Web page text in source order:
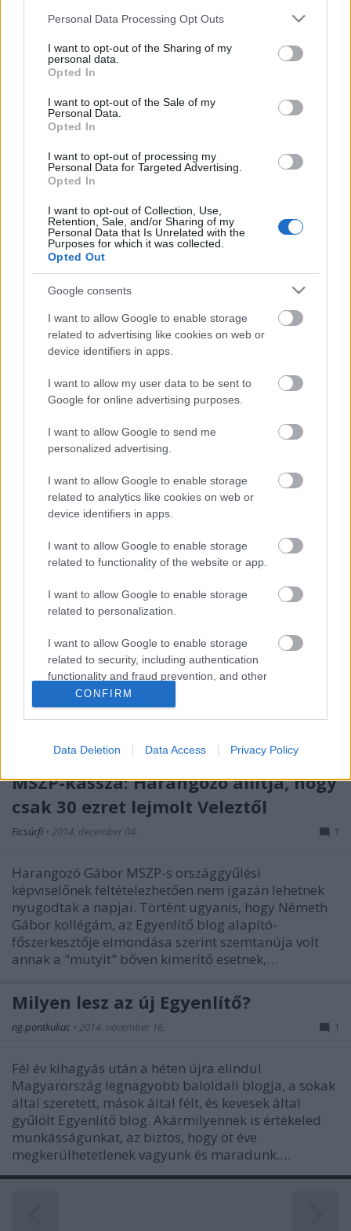
Please note that this website/app uses one or more Google
not limited to your visit or usage behaviour. You may click to
grant or deny consent to Google and its third-party tags to
use your data for below specified purposes in below Google
consent section.
Personal Data Processing Opt Outs
I want to opt-out of the Sharing of my
personal data.
Opted In
I want to opt-out of the Sale of my
Personal Data.
Opted In
I want to opt-out of processing my
Personal Data for Targeted Advertising.
Opted In
I want to opt-out of Collection, Use,
Retention, Sale, and/or Sharing of my
Personal Data that Is Unrelated with the
Purposes for which it was collected.
Opted Out
Google consents
I want to allow Google to enable storage
related to advertising like cookies on web or
device identifiers in apps.
I want to allow my user data to be sent to
Google for online advertising purposes.
I want to allow Google to send me
personalized advertising.
I want to allow Google to enable storage
related to analytics like cookies on web or
device identifiers in apps.
I want to allow Google to enable storage
related to functionality of the website or app.
I want to allow Google to enable storage
related to personalization.
I want to allow Google to enable storage
related to security, including authentication
functionality and fraud prevention, and other
user protection.
CONFIRM
Data Deletion Data Access Privacy Policy
komoly túlzással, de azért van benne valamennyi
erejével megfeszülve vadászni az anyagokra, vagy
ahogyan a közhely mondja, "a…
Az elmúlt hetek legjobb kommentjei
hozzászólásait, és igyekszünk kiválasztani belőlük a
legjobbakat, legszínvonalasabbakat. Mivel az
Egyenlítő blog megújulása óta nagy érdeklődésnek
örvendhetünk, így ebben a posztban sűrítem össze a
nekünk leginkább tetsző…
MSZP-kassza: Harangozó állítja, hogy
csak 30 ezret lejmolt Veleztől
Ficsúrfi • 2014. december 04. 1
Harangozó Gábor MSZP-s országgyűlési
képviselőnek feltételezhetően nem igazán lehetnek
nyugodtak a napjai. Történt ugyanis, hogy Németh
Gábor kollégám, az Egyenlítő blog alapító-
főszerkesztője elmondása szerint szemtanúja volt
annak a "mutyit" bőven kimerítő esetnek,…
Milyen lesz az új Egyenlítő?
ng.pontkukac • 2014. november 16. 1
Fél év kihagyás után a héten újra elindul
Magyarország legnagyobb baloldali blogja, a sokak
által szeretett, mások által félt, és kevesek által
gyűlölt Egyenlítő blog. Akármilyennek is értékeled
munkásságunkat, az biztos, hogy öt éve
megkerülhetetlenek vagyunk és maradunk.…